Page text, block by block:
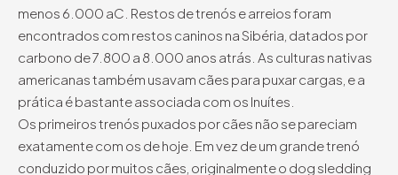
menos 6.000 aC. Restos de trenós e arreios foram
encontrados com restos caninos na Sibéria, datados por
carbono de 7.800 a 8.000 anos atrás. As culturas nativas
americanas também usavam cães para puxar cargas, e a
prática é bastante associada com os Inuítes.
Os primeiros trenós puxados por cães não se pareciam
exatamente com os de hoje. Em vez de um grande trenó
conduzido por muitos cães, originalmente o dog sledding